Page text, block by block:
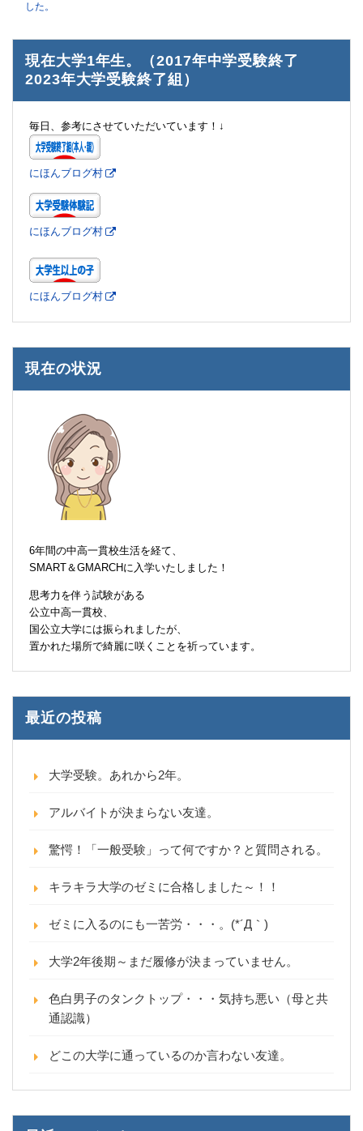
した。
現在大学1年生。（2017年中学受験終了
2023年大学受験終了組）
毎日、参考にさせていただいています！↓
にほんブログ村
にほんブログ村
にほんブログ村
現在の状況
6年間の中高一貫校生活を経て、
SMART＆GMARCHに入学いたしました！
思考力を伴う試験がある
公立中高一貫校、
国公立大学には振られましたが、
置かれた場所で綺麗に咲くことを祈っています。
最近の投稿
大学受験。あれから2年。
アルバイトが決まらない友達。
驚愕！「一般受験」って何ですか？と質問される。
キラキラ大学のゼミに合格しました～！！
ゼミに入るのにも一苦労・・・。(*´Д｀)
大学2年後期～まだ履修が決まっていません。
色白男子のタンクトップ・・・気持ち悪い（母と共
通認識）
どこの大学に通っているのか言わない友達。